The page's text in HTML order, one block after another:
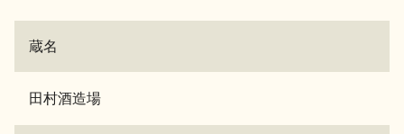
蔵名
田村酒造場